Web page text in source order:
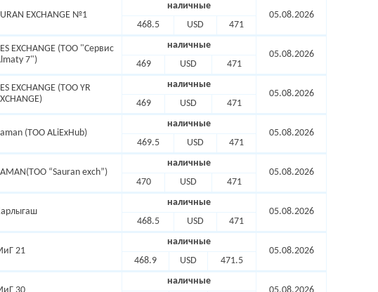
EXCHANGE №1
наличные
468.5
USD 471
05.08.2026
EXCHANGE (ТОО "Сервис
7")
наличные
469
USD 471
05.08.2026
EXCHANGE (ТОО YR
наличные
469
USD 471
05.08.2026
(ТОО ALiExHub)
наличные
469.5
USD 471
05.08.2026
“Sauran exch”)
наличные
470
USD 471
05.08.2026
наличные
468.5
USD 471
05.08.2026
21
наличные
468.9
USD 471.5
05.08.2026
наличные